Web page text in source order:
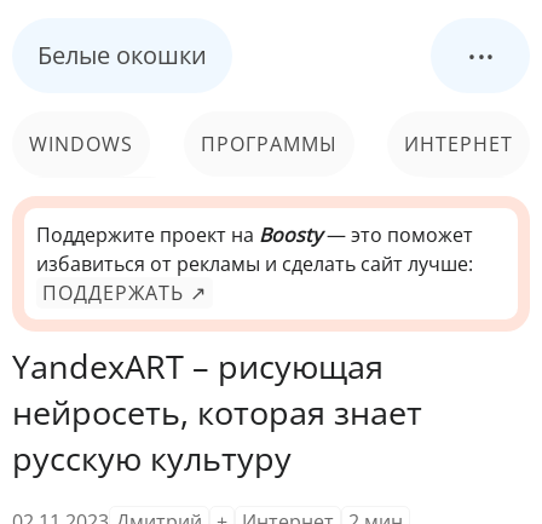
Белые окошки ...
WINDOWS ПРОГРАММЫ ИНТЕРНЕТ
КОМПЬЮТЕР
СИСТЕМА
Поддержите проект на Boosty— это поможет
избавиться от рекламы и сделать сайт лучше:
ПОДДЕРЖАТЬ ↗
YandexART – рисующая
нейросеть, которая знает
русскую культуру